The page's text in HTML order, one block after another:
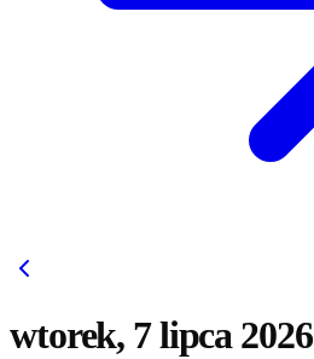
wtorek, 7 lipca 2026